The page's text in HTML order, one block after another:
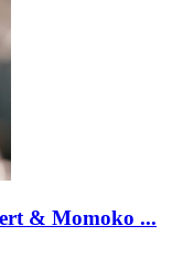
& Momoko ...